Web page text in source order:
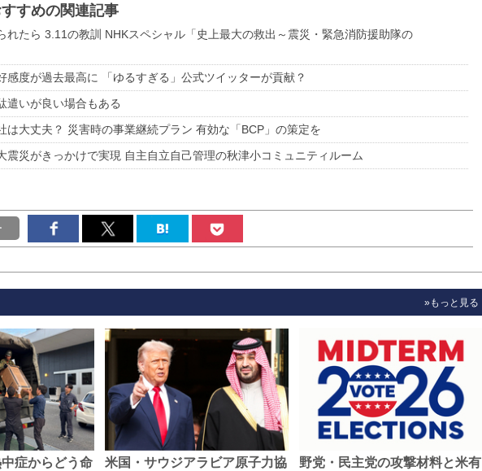
すめの関連記事
れたら 3.11の教訓 NHKスペシャル「史上最大の救出～震災・緊急消防援助隊の
感度が過去最高に 「ゆるすぎる」公式ツイッターが貢献？
遣いが良い場合もある
は大丈夫？ 災害時の事業継続プラン 有効な「BCP」の策定を
震災がきっかけで実現 自主自立自己管理の秋津小コミュニティルーム
»もっと見る
中症からどう命
米国・サウジアラビア原子力協
野党・民主党の攻撃材料と米有